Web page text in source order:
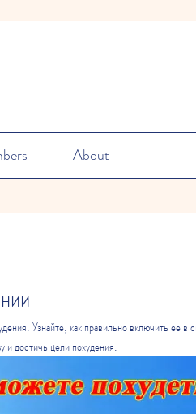
About
Узнайте, как правильно включить ее в
и достичь цели похудения.